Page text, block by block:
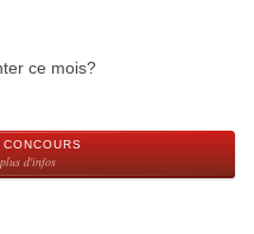
ce mois?
d'infos